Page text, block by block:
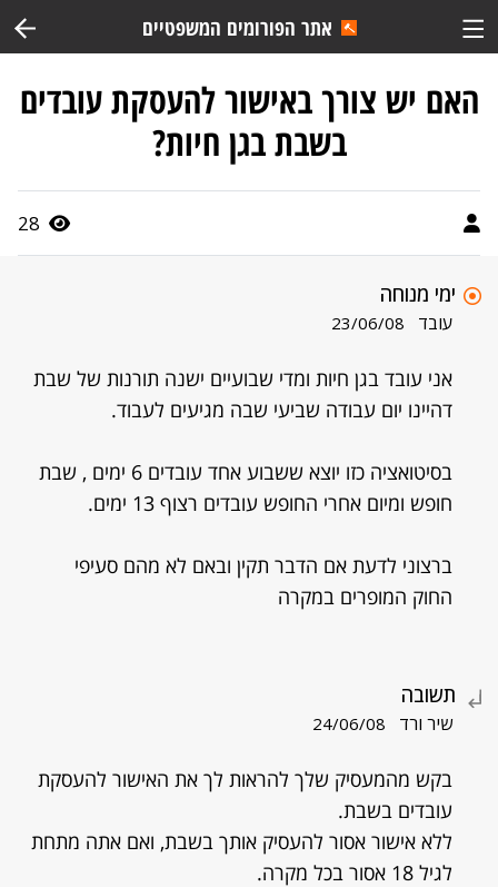
אתר הפורומים המשפטיים
האם יש צורך באישור להעסקת עובדים
בשבת בגן חיות?
28
ימי מנוחה
עובד 23/06/08
אני עובד בגן חיות ומדי שבועיים ישנה תורנות של שבת
דהיינו יום עבודה שביעי שבה מגיעים לעבוד.
בסיטואציה כזו יוצא ששבוע אחד עובדים 6 ימים , שבת
חופש ומיום אחרי החופש עובדים רצוף 13 ימים.
ברצוני לדעת אם הדבר תקין ובאם לא מהם סעיפי
החוק המופרים במקרה
תשובה
שיר ורד 24/06/08
בקש מהמעסיק שלך להראות לך את האישור להעסקת
עובדים בשבת.
ללא אישור אסור להעסיק אותך בשבת, ואם אתה מתחת
לגיל 18 אסור בכל מקרה.